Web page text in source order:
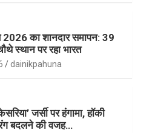
का शानदार समापन: 39
स्थान पर रहा भारत
dainikpahuna
जर्सी पर हंगामा, हॉकी
रंग बदलने की वजह…